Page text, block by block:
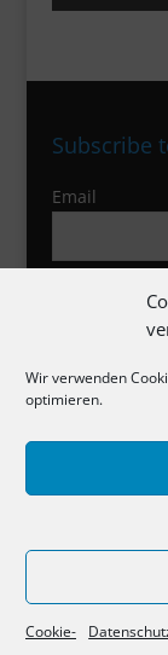
Wir verwenden
optimieren.
Cookie-
Subscribe
Email
Impressum
Cookie-